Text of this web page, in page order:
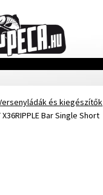
és kiegészítők
Bar Single Short